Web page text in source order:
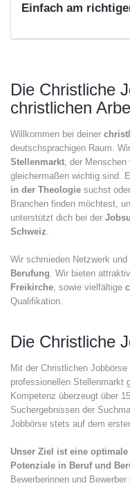
Einfach am
Die Christliche
christlichen
Willkommen bei deiner
deutschsprachigen Raum.
Stellenmarkt , der
gleichermaßen wichtig sind.
in der Theologie suchst oder
Branchen finden möchtest,
unterstützt dich bei der
Schweiz
Wir schmieden Netzwerk
Berufung . Wir bieten
Freikirche , sowie vielfältige
Qualifikation.
Die Christliche
Mit der Christlichen
professionellen Stellenmarkt
Kompetenz überzeugt über
Suchergebnissen der
Jobbörse stets auf dem
Unser Ziel ist eine
Potenziale in Beruf und
Bewerberinnen und